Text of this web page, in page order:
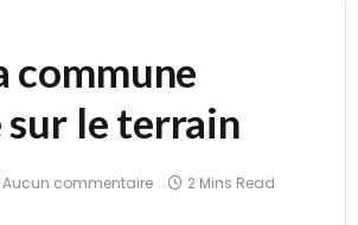
commune
le terrain
Aucun commentaire 2 Mins Read